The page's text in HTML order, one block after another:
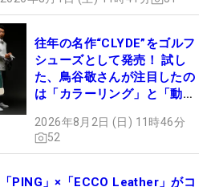
往年の名作“CLYDE”をゴルフ
シューズとして発売！ 試し
た、鳥谷敬さんが注目したの
は「カラーリング」と「動き
2026年8月2日 (日) 11時46分
52
「PING」×「ECCO Leather」がコ